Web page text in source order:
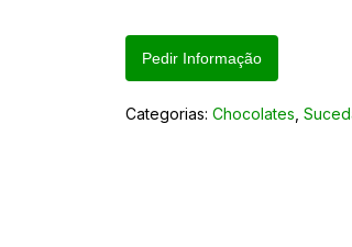
Pedir Informação
Categorias:Chocolates ,